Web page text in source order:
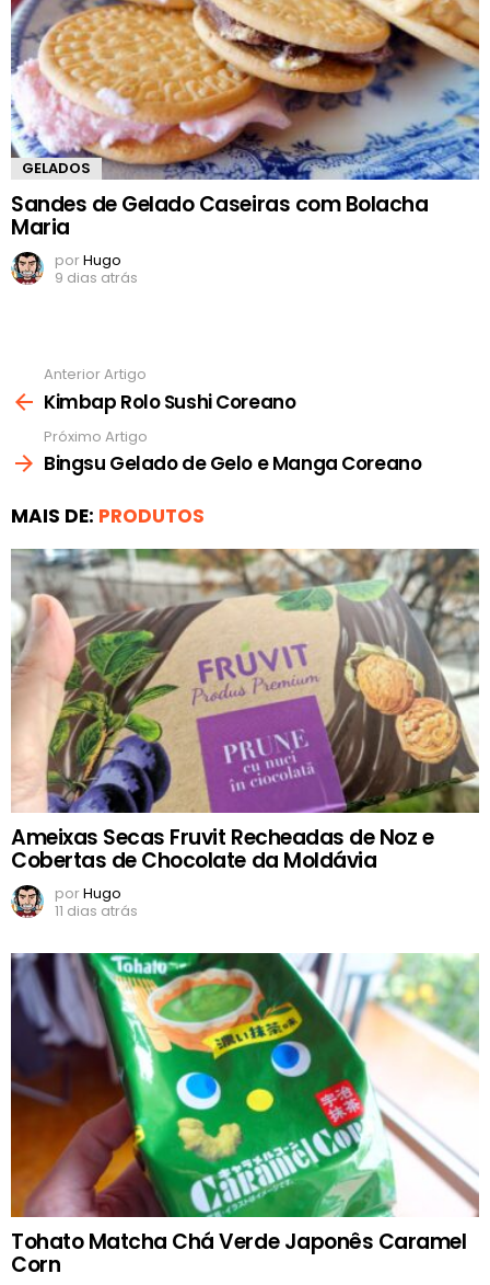
GELADOS
Sandes de Gelado Caseiras com Bolacha
Maria
porHugo
9 dias atrás
mais
Anterior Artigo
Kimbap Rolo Sushi Coreano
Próximo Artigo
Bingsu Gelado de Gelo e Manga Coreano
MAIS DE: PRODUTOS
Ameixas Secas Fruvit Recheadas de Noz e
Cobertas de Chocolate da Moldávia
porHugo
11 dias atrás
Tohato Matcha Chá Verde Japonês Caramel
Corn